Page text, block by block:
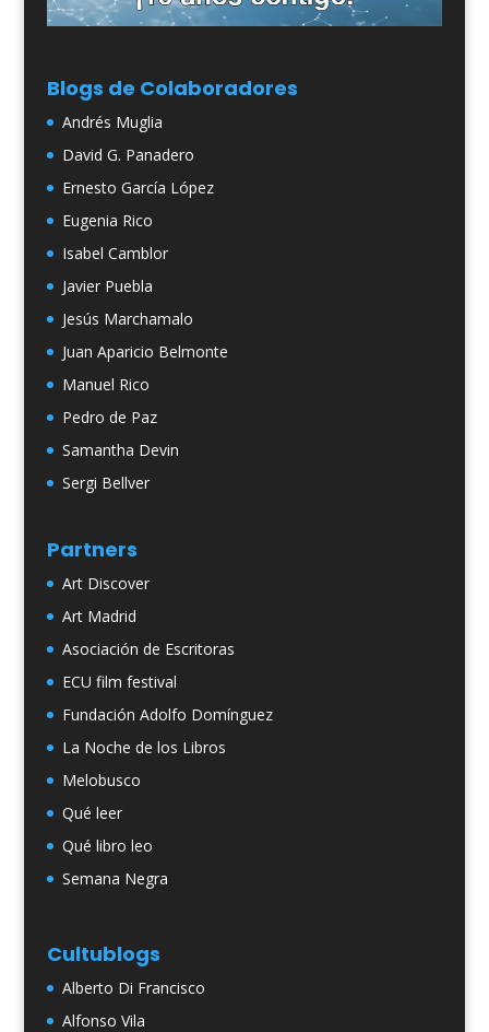
Blogs de Colaboradores
Andrés Muglia
David G. Panadero
Ernesto García López
Eugenia Rico
Isabel Camblor
Javier Puebla
Jesús Marchamalo
Juan Aparicio Belmonte
Manuel Rico
Pedro de Paz
Samantha Devin
Sergi Bellver
Partners
Art Discover
Art Madrid
Asociación de Escritoras
ECU film festival
Fundación Adolfo Domínguez
La Noche de los Libros
Melobusco
Qué leer
Qué libro leo
Semana Negra
Cultublogs
Alberto Di Francisco
Alfonso Vila